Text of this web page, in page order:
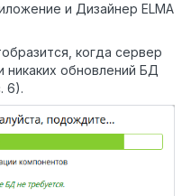
и Дизайнер ELMA
когда сервер
обновлений БД
6).